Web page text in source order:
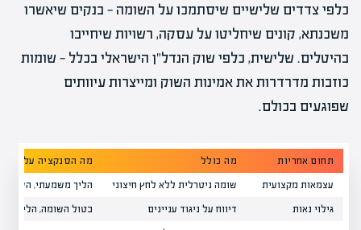
כלפי צדדים שלישיים שיסתמכו על השומה — בנקים שיאשרו
משכנתא, קונים שיחליטו על עסקה, רשויות שיחייבו
בהיטלים. שלישית, כלפי שוק הנדל"ן הישראלי בכלל — שומות
כוזבות מדרדרות את אמינות השוק ומייצרות עיוותים
שפוגעים בכולם.
תחום אחריות מה כולל מה הסנקציה על
עצמאות מקצועית שומה ניטרלית ללא לחץ חיצוני הליך משמעתי, השעיה
גילוי נאות דיווח על ניגוד עניינים בטול השומה, הליך